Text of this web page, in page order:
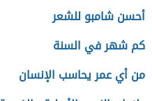
أحسن شامبو للشعر
كم شهر في السنة
من أي عمر يحاسب الإنسان